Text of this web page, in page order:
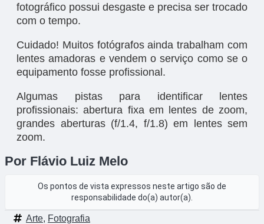
fotográfico possui desgaste e precisa ser trocado
com o tempo.
Cuidado! Muitos fotógrafos ainda trabalham com
lentes amadoras e vendem o serviço como se o
equipamento fosse profissional.
Algumas pistas para identificar lentes
profissionais: abertura fixa em lentes de zoom,
grandes aberturas (f/1.4, f/1.8) em lentes sem
zoom.
Por Flávio Luiz Melo
Os pontos de vista expressos neste artigo são de
responsabilidade do(a) autor(a).
Arte, Fotografia